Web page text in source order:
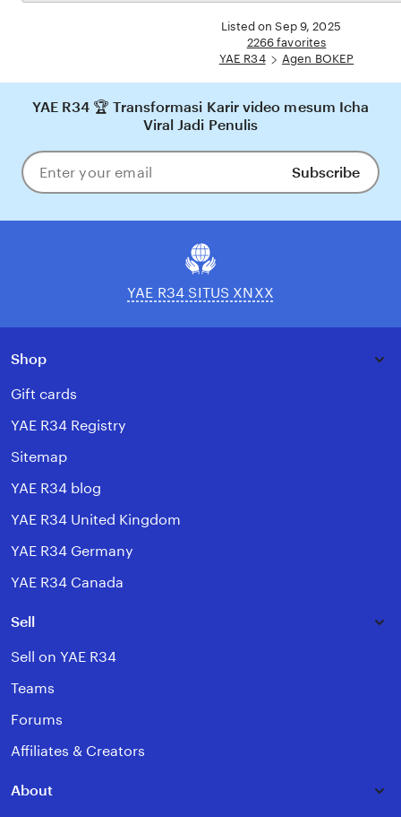
Listed on Sep 9, 2025
2266 favorites
YAE R34
Agen BOKEP
YAE R34 🏆 Transformasi Karir video mesum Icha
Viral Jadi Penulis
Enter
your
Subscribe
YAE R34 SITUS XNXX
Shop
Gift cards
YAE R34 Registry
Sitemap
YAE R34 blog
YAE R34 United Kingdom
YAE R34 Germany
YAE R34 Canada
Sell
Sell on YAE R34
Teams
Forums
Affiliates & Creators
About